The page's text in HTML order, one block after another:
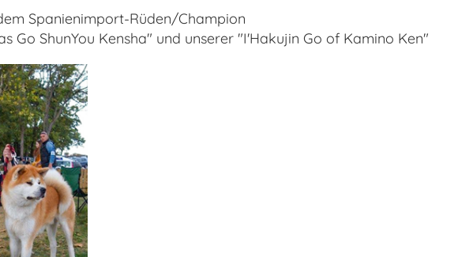
Spanienimport-Rüden/Champion
Go ShunYou Kensha" und unserer "I'Hakujin Go of Kamino Ken"